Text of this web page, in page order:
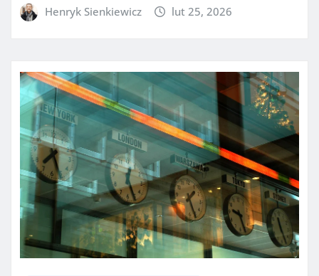
Henryk Sienkiewicz lut 25, 2026